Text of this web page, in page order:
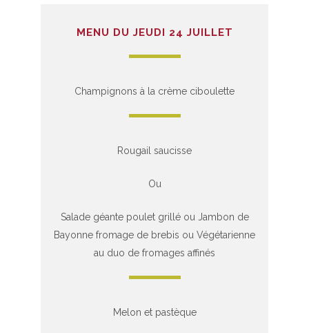
MENU DU JEUDI 24 JUILLET
Champignons à la crème ciboulette
Rougail saucisse
Ou
Salade géante poulet grillé ou Jambon de
Bayonne fromage de brebis ou Végétarienne
au duo de fromages affinés
Melon et pastèque